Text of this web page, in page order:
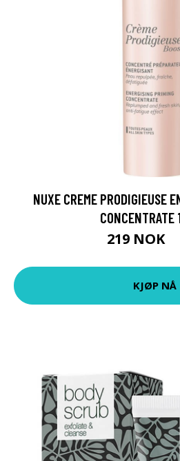
NUXE CREME PRODIGIEUSE
CONCENTRATE
219 NOK
KJØP NÅ